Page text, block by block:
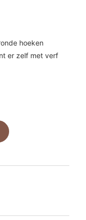
hoeken
er zelf met verf